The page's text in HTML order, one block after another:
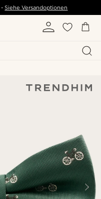
- Siehe Versandoptionen